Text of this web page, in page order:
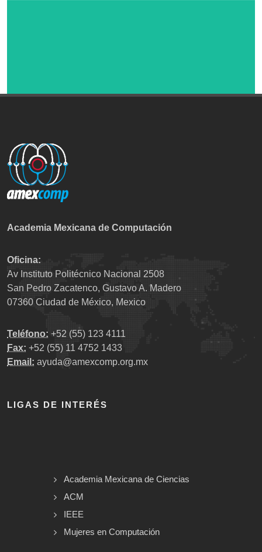
Academia Mexicana de Computación
Oficina:
Av Instituto Politécnico Nacional 2508
San Pedro Zacatenco, Gustavo A. Madero
07360 Ciudad de México, Mexico
Teléfono: +52 (55) 123 4111
Fax: +52 (55) 11 4752 1433
Email: ayuda@amexcomp.org.mx
LIGAS DE INTERÉS
Academia Mexicana de Ciencias
ACM
IEEE
Mujeres en Computación